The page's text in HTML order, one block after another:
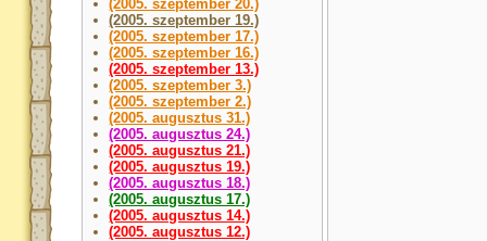
(2005. szeptember 20.)
(2005. szeptember 19.)
(2005. szeptember 17.)
(2005. szeptember 16.)
(2005. szeptember 13.)
(2005. szeptember 3.)
(2005. szeptember 2.)
(2005. augusztus 31.)
(2005. augusztus 24.)
(2005. augusztus 21.)
(2005. augusztus 19.)
(2005. augusztus 18.)
(2005. augusztus 17.)
(2005. augusztus 14.)
(2005. augusztus 12.)